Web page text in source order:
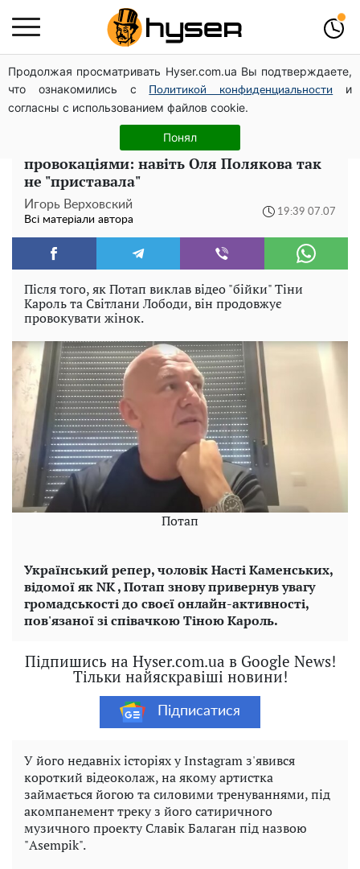
Продолжая просматривать Hyser.com.ua Вы подтверждаете,
что ознакомились с
Политикой конфиденциальности
и
согласны с использованием файлов cookie.
Понял
Дрони із націнкою: Олександр Конотопський вивів
мільйони оборонного бюджету через фіктивну фірму в
Естонії
Потап жорстко вчепився в Тіну Кароль з
провокаціями: навіть Оля Полякова так
не "приставала"
Игорь Верховский
Всі матеріали автора
19:39 07.07
Після того, як Потап виклав відео "бійки" Тіни
Кароль та Світлани Лободи, він продовжує
провокувати жінок.
Потап
Український репер, чоловік Насті Каменських,
відомої якNK, Потап знову привернув увагу
громадськості до своєї онлайн-активності,
пов'язаної зі співачкою Тіною Кароль.
Підпишись на Hyser.com.ua в Google News!
Тільки найяскравіші новини!
Підписатися
У його недавніх історіях у Instagram з'явився
короткий відеоколаж, на якому артистка
займається йогою та силовими тренуваннями, під
акомпанемент треку з його сатиричного
музичного проекту Славік Балаган під назвою
"Asempik".